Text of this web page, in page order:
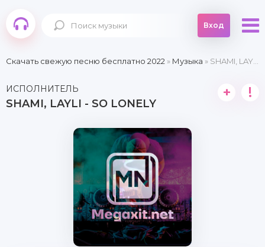
Вход
Скачать свежую песню бесплатно 2022 » Музыка » SHAMI, LAYLI - So lonely
ИСПОЛНИТЕЛЬ
SHAMI, LAYLI - SO LONELY
+ !